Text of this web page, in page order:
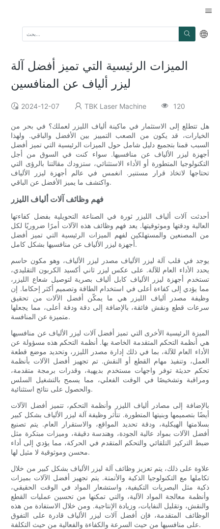
الميزات الرئيسية التي تميز أفضل آلة
ليزر ألياف عن المنافسين
2024-12-07 TBK Laser Machine 120
هل تتطلع إلى الاستثمار في ماكينة ألياف الليزر لعملك؟ في بحر من
الخيارات، قد يكون من الصعب التمييز بين الأفضل والباقي. ولهذا
السبب قمنا بتجميع دليل شامل حول الميزات الرئيسية التي تميز أفضل
أجهزة ليزر الألياف عن منافسيها. سواء كنت في السوق من أجل
التكنولوجيا المتطورة أو الأداء الاستثنائي، ستزودك مقالتنا بالرؤى التي
تحتاجها لاتخاذ قرار مستنير. انغمس في عالم أجهزة ليزر الألياف
واكتشف ما يميز الأفضل عن الباقي.
فهم وظائف آلات ألياف الليزر
أحدثت آلات ألياف الليزر ثورة في الصناعة التحويلية بفضل كفاءتها
العالية ودقتها وموثوقيتها. يعد فهم وظائف هذه الآلات أمرًا ضروريًا لكل
من المصنعين والمستهلكين لفهم الميزات الرئيسية التي تميز أفضل
أجهزة ليزر الألياف عن منافسيها بشكل كامل.
يوجد في قلب آلة ليزر الألياف مصدر ليزر الألياف، وهو مكون حاسم
يحدد الأداء العام للآلة. على عكس ليزر ثاني أكسيد الكربون التقليدي،
تستخدم أجهزة ليزر الألياف كابل ألياف بصرية لتوصيل شعاع الليزر،
مما يؤدي إلى كفاءة أعلى في استخدام الطاقة وتصميم أكثر إحكاما. إن
وظيفة مصدر ألياف الليزر هي ما يمكّن أفضل الآلات من تحقيق
سرعات قطع ونقش فائقة، بالإضافة إلى دقة ودقة أعلى، مما يجعلها
متميزة عن المنافسة.
الميزة الرئيسية الأخرى التي تميز أفضل آلات ليزر الألياف عن منافسيها
هي أنظمة التحكم المتقدمة الخاصة بها. أنظمة التحكم هذه مسؤولة عن
الأداء العام للآلة، بما في ذلك إدارة مصدر الليزر، وتحديد موضع قطعة
العمل، وتنفيذ مهام القطع أو النقش. تم تجهيز أفضل الآلات بأنظمة
تحكم حديثة توفر واجهات مستخدم بديهية، وقدرات برمجة متقدمة،
ومراقبة وتشخيصًا في الوقت الفعلي، مما يسمح بالتشغيل السلس
والحصول على نتائج استثنائية.
بالإضافة إلى مصادر ألياف الليزر وأنظمة التحكم، تتميز أفضل الآلات
أيضًا بتصميمها وبنيتها المتطورة. تتأثر وظيفة آلة ليزر الألياف بشكل كبير
بسلامتها الهيكلية، ودقة تحديد المواقع، والاستقرار العام. يتم تصنيع
أفضل الآلات بمواد عالية الجودة، وهندسة دقيقة، وميزات مبتكرة مثل
ضبط التركيز التلقائي والتحكم المتقدم في الحركة، مما يؤدي إلى أداء
محسن وموثوقية لا مثيل لها.
علاوة على ذلك، يتم تعزيز وظائف آلة ليزر الألياف بشكل كبير من خلال
تكاملها مع التكنولوجيا الذكية والأتمتة. يتم تجهيز أفضل الآلات بميزات
ذكية مثل البصريات التكيفية، واستشعار المواد في الوقت الحقيقي،
وأنظمة معالجة المواد الآلية، والتي تمكنها من تحسين عمليات القطع
والنقش، وتقليل النفايات، وزيادة الإنتاجية. ومن خلال الاستفادة من هذه
الوظائف المتقدمة، فإن أفضل آلات ليزر الألياف قادرة على التفوق
على منافسيها من حيث السرعة والكفاءة والفعالية من حيث التكلفة.